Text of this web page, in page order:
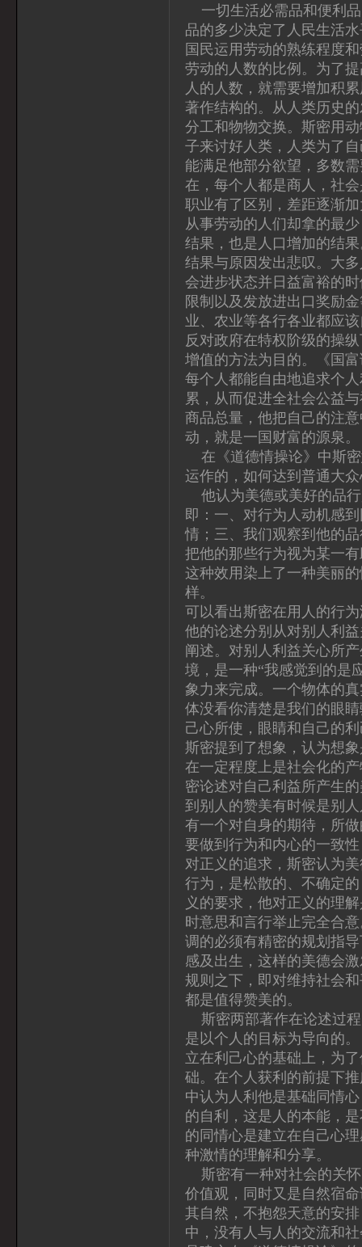
一切生活必需品和便利品
品的多少决定了人民生活
国民运用劳动的熟练程度
劳动的人数的比例。为了
人的人数，就需要增加积
著作结构的。从人类历史
分工和物物交换。斯密用
子来讨好人类，人类为了
能满足他部分欲望，多数
在，每个人都是商人，社
职业有了区别，差距逐渐
从事劳动的人们却拿的最
结果，也是人口增加的结
结果与原因发出悲叹。大
会进步状态并日益富裕的
限制以及发放进出口奖励
业、农业等各行各业都应
反对政府在特权阶级的操
增值的方法为目的。《国
每个人都能自由地追求个
累，从而促进全社会公益
商品总量，他把自己的注
动，就是一国财富的源泉。
在《道德情操论》中斯密
运作的，如何达到普通大
他认为美德或美好的品行
即：一、对行为人动机感
情；三、我们观察到他的
把他的那些行为视为某一
这种效用染上了一种美丽
样。
可以看出斯密在用人的行
他的论述分别从对别人利
阐述。对别人利益关心所
境，是一种“我感觉到的是
象力来完成。一个物体的
体没看你清楚是我们的眼
己心所使，眼睛和自己的
斯密提到了想象，认为想
在一定程度上是社会化的
密论述对自己利益所产生
到别人的赞美有时候是别
有一个对自身的期待，所
要做到行为和内心的一致
对正义的追求，斯密认为
行为，是松散的、不确定
义的要求，他对正义的理
时意思和言行举止完全合
调的必须有精密的规划指
感及出生，这样的美德会
规则之下，即对维持社会
都是值得赞美的。
斯密两部著作在论述过程
是以个人的目标为导向的
立在利己心的基础上，为
础。在个人获利的前提下
中认为人利他是基础同情
的自利，这是人的本能，
的同情心是建立在自己心
种激情的理解和分享。
斯密有一种对社会的关怀
价值观，同时又是自然宿
其自然，不抱怨天意的安
中，没有人与人的交流和